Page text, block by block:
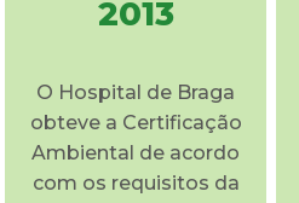
2013
O Hospital de Braga
obteve a Certificação
Ambiental de acordo
com os requisitos da